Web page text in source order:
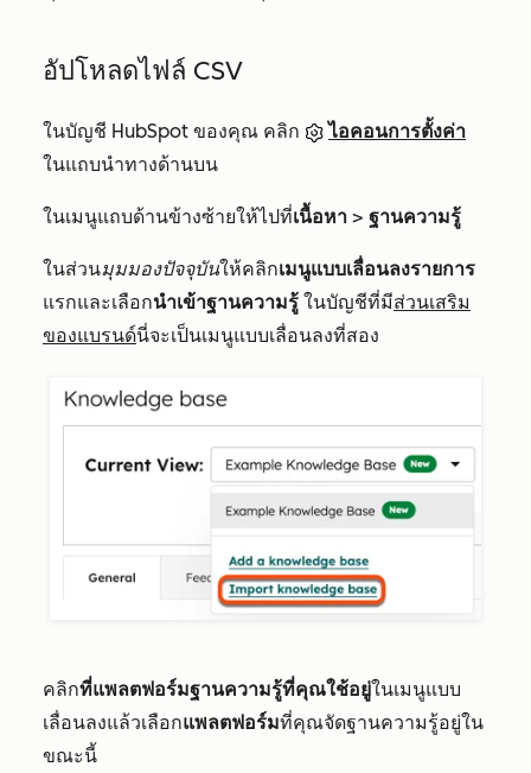
อัปโหลดไฟล์ CSV
ในบัญชี HubSpot ของคุณ คลิก
ไอคอนการตั้งค่า
ในแถบนำทางด้านบน
ในเมนูแถบด้านข้างซ้ายให้ไปที่เนื้อหา > ฐานความรู้
ในส่วนมุมมองปัจจุบันให้คลิกเมนูแบบเลื่อนลงรายการ
แรกและเลือกนำเข้าฐานความรู้ ในบัญชีที่มีส่วนเสริม
ของแบรนด์นี่จะเป็นเมนูแบบเลื่อนลงที่สอง
คลิกที่แพลตฟอร์มฐานความรู้ที่คุณใช้อยู่ในเมนูแบบ
เลื่อนลงแล้วเลือกแพลตฟอร์มที่คุณจัดฐานความรู้อยู่ใน
ขณะนี้